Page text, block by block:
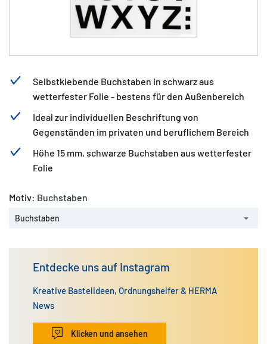
Selbstklebende Buchstaben in schwarz aus
wetterfester Folie - bestens für den Außenbereich
Ideal zur individuellen Beschriftung von
Gegenständen im privaten und beruflichem Bereich
Höhe 15 mm, schwarze Buchstaben aus wetterfester
Folie
Motiv: Buchstaben
Buchstaben
Entdecke uns auf Instagram
Kreative Bastelideen, Ordnungshelfer & HERMA
News
Klicken und ansehen